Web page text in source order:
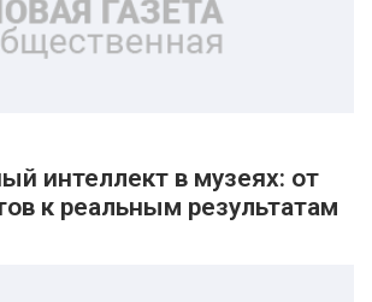
интеллект в музеях: от
к реальным результатам